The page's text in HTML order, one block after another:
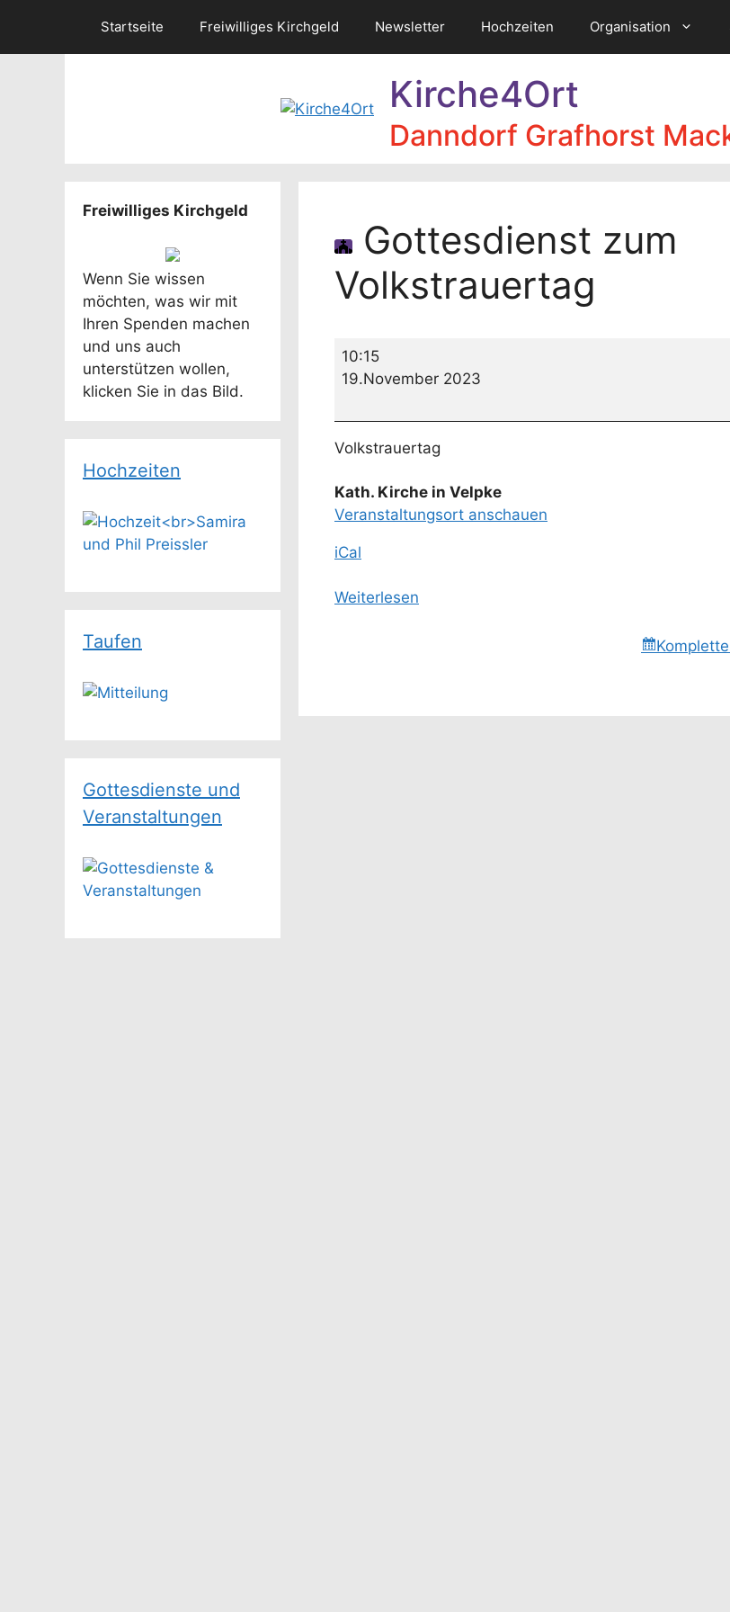
springen
Startseite Freiwilliges Kirchgeld Newsletter Hochzeiten Organisation
Kirche4Ort
Danndorf Grafhorst
Gottesdienst zum
Volkstrauertag
Gottesdienst
zum
10:15
19.November 2023
Volkstrauertag
Kath. Kirche in Velpke
Veranstaltungsort anschauen
iCal
Weiterlesen
Freiwilliges Kirchgeld
Wenn Sie wissen
möchten, was wir mit
Ihren Spenden machen
und uns auch
unterstützen wollen,
klicken Sie in das Bild.
Hochzeiten
Taufen
Gottesdienste und
Veranstaltungen